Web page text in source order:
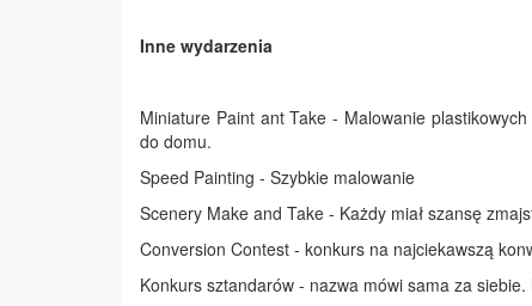
Inne wydarzenia
Miniature Paint ant Take - Malowanie
do domu.
Speed Painting - Szybkie malowanie
Scenery Make and Take - Każdy miał szansę
Conversion Contest - konkurs na najciekawszą
Konkurs sztandarów - nazwa mówi sama za